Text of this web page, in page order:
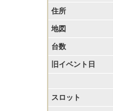
住所
地図
台数
旧イベント日
スロット